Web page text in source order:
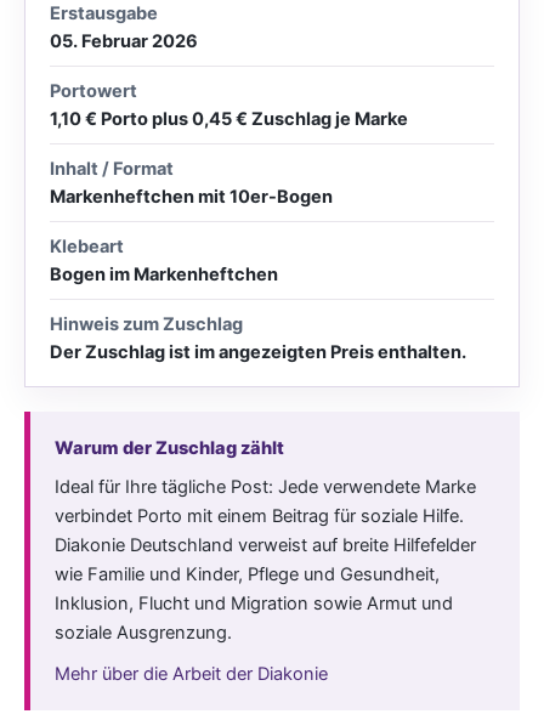
Erstausgabe
05. Februar 2026
Portowert
1,10 € Porto plus 0,45 € Zuschlag je Marke
Inhalt / Format
Markenheftchen mit 10er-Bogen
Klebeart
Bogen im Markenheftchen
Hinweis zum Zuschlag
Der Zuschlag ist im angezeigten Preis enthalten.
Warum der Zuschlag zählt
Ideal für Ihre tägliche Post: Jede verwendete Marke
verbindet Porto mit einem Beitrag für soziale Hilfe.
Diakonie Deutschland verweist auf breite Hilfefelder
wie Familie und Kinder, Pflege und Gesundheit,
Inklusion, Flucht und Migration sowie Armut und
soziale Ausgrenzung.
Mehr über die Arbeit der Diakonie